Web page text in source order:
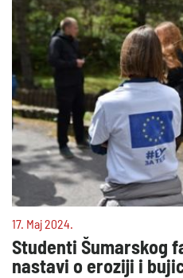
17. Maj 2024.
Studenti Šumarskog
nastavi o eroziji i